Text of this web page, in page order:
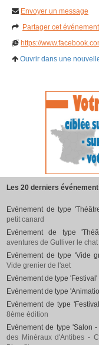
Envoyer un message
Partager cet
https://
Ouvrir dans une
Les 20 derniers
Evénement de type
petit canard
Evénement de type
aventures de Gulliver le chat
Evénement de type 'Vide
Vide grenier de l'aet
Evénement de type
Evénement de type
Evénement de type
8ème édition
Evénement de type 'Salon
des Minéraux d'Antibes -